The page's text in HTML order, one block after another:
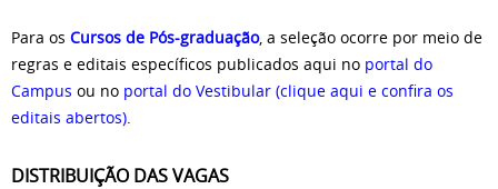
Para os Cursos de Pós-graduação, a seleção ocorre por meio de
regras e editais específicos publicados aqui no portal do
Campus ou no portal do Vestibular (clique aqui e confira os
editais abertos)
DISTRIBUIÇÃO DAS VAGAS